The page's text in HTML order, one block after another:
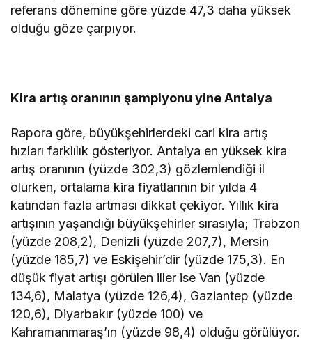
referans dönemine göre yüzde 47,3 daha yüksek
olduğu göze çarpıyor.
Kira artış oranının şampiyonu yine Antalya
Rapora göre, büyükşehirlerdeki cari kira artış
hızları farklılık gösteriyor. Antalya en yüksek kira
artış oranının (yüzde 302,3) gözlemlendiği il
olurken, ortalama kira fiyatlarının bir yılda 4
katından fazla artması dikkat çekiyor. Yıllık kira
artışının yaşandığı büyükşehirler sırasıyla; Trabzon
(yüzde 208,2), Denizli (yüzde 207,7), Mersin
(yüzde 185,7) ve Eskişehir’dir (yüzde 175,3). En
düşük fiyat artışı görülen iller ise Van (yüzde
134,6), Malatya (yüzde 126,4), Gaziantep (yüzde
120,6), Diyarbakır (yüzde 100) ve
Kahramanmaraş’ın (yüzde 98,4) olduğu görülüyor.